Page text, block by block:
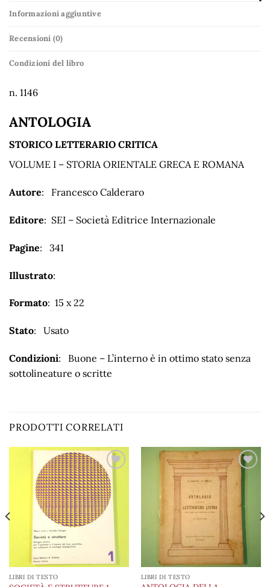
Informazioni aggiuntive
Recensioni (0)
Condizioni del libro
n. 1146
ANTOLOGIA
STORICO LETTERARIO CRITICA
VOLUME I – STORIA ORIENTALE GRECA E ROMANA
Autore: Francesco Calderaro
Editore: SEI – Società Editrice Internazionale
Pagine: 341
Illustrato:
Formato: 15 x 22
Stato: Usato
Condizioni: Buone – L’interno è in ottimo stato senza
sottolineature o scritte
PRODOTTI CORRELATI
Aggiungi
alla lista
dei
desideri
LIBRI DI TESTO
alla lista
desideri
LIBRI DI TESTO